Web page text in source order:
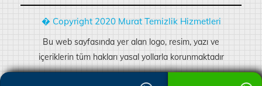
� Copyright 2020 Murat Temizlik Hizmetleri
Bu web sayfasında yer alan logo, resim, yazı ve
içeriklerin tüm hakları yasal yollarla korunmaktadır